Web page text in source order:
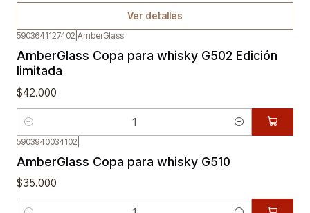
Ver detalles
5903641127402 AmberGlass
AmberGlass Copa para whisky G502 Edición
limitada
$42.000
Cantidad
5903940034102
AmberGlass Copa para whisky G510
$35.000